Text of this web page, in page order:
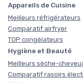
Appareils de Cuisine
Meilleurs réfrigérateurs
Comparatif airfryer
TOP congélateurs
Hygiène et Beauté
Meilleurs sèche-
Comparatif rasoirs